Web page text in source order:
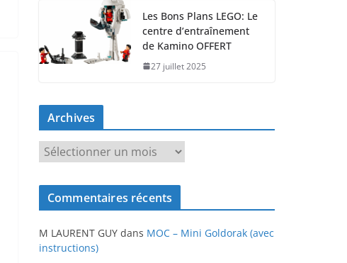
Les Bons Plans LEGO: Le
centre d’entraînement
de Kamino OFFERT
27 juillet 2025
Archives
r
c
v
e
Commentaires récents
M LAURENT GUY dans MOC – Mini Goldorak (avec
instructions)